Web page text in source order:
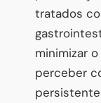
tratados
minimizar
perceber